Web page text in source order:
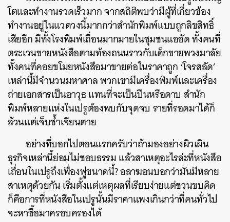
โตและทำงานรวดเร็วมากจากสถิติพบว่ามีผู้ที่เกี่ยวข้อง
ทำงานอยู่ในแวดวงนี้มากกว่าสำนักพิมพ์แบบถูกลิขสิทธิ์
เสียอีกมีทั้งโรงพิมพ์เถื่อนมากมายในชุมชนแออัด ทั้งคนที่
ตระเวนขายหนังสือตามท้องถนนราวกับเด็กขายพวงมาลัย
ทั้งคนที่คอยขโมยหนังสือมาขายต่อในราคาถูก ‘โจรสลัด’
เหล่านี้มีจำนวนมหาศาล พวกเขามีเครื่องพิมพ์และเครื่อง
ถ่ายเอกสารเป็นอาวุธแทนที่จะเป็นปืนหรือดาบ สำนัก
พิมพ์หลายแห่งในเปรูต้องพบกับจุดจบ รายที่รอดมาได้ก็
ล้วนแต่เจ็บช้ำเจียนตาย
อย่างที่บอกไปตอนแรกครับว่าถ้ามองอย่างผิวเผิน
ธุรกิจเหล่านี้ย่อมไม่ชอบธรรม แล้วสาเหตุอะไรล่ะที่หนังสือ
เถื่อนในเปรูถึงเฟื่องฟูขนาดนี้? อลาฆอนบอกว่ามันมีหลาย
สาเหตุด้วยกัน เริ่มตั้งแต่เหตุผลที่เรียบง่ายแต่ชวนขบคิด
ก็คือการที่หนังสือในเปรูนั้นมีราคาแพงเกินกว่าที่คนทั่วไป
จะหาซื้อมาครอบครองได้